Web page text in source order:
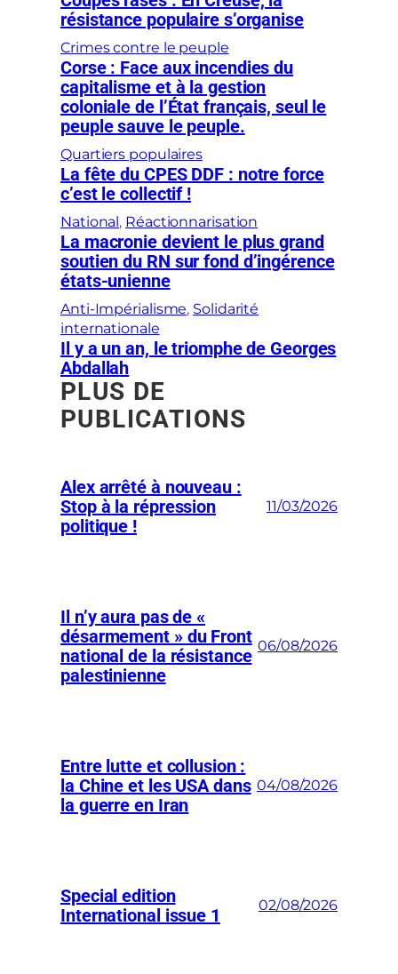
résistance populaire s’organise
Crimes contre le peuple
Corse : Face aux incendies du
capitalisme et à la gestion
coloniale de l’État français, seul le
peuple sauve le peuple.
Quartiers populaires
La fête du CPES DDF : notre force
c’est le collectif !
National , Réactionnarisation
La macronie devient le plus grand
soutien du RN sur fond d’ingérence
états-unienne
Anti-Impérialisme, Solidarité
internationale
Il y a un an, le triomphe de Georges
Abdallah
PLUS DE
PUBLICATIONS
Alex arrêté à nouveau :
Stop à la répression
politique !
11/03/2026
Il n’y aura pas de «
désarmement » du Front
national de la résistance
palestinienne
06/08/2026
Entre lutte et collusion :
la Chine et les USA dans
la guerre en Iran
04/08/2026
Special edition
International issue 1
02/08/2026